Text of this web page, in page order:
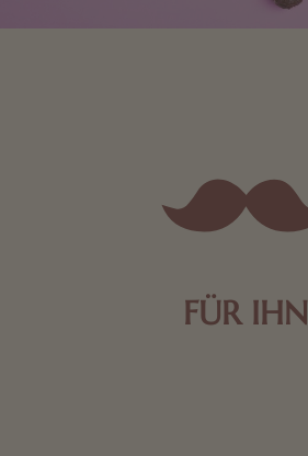
FÜR IHN